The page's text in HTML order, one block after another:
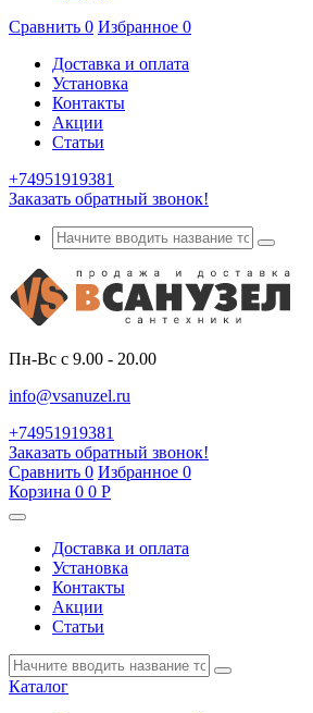
Сравнить 0 Избранное 0
Доставка и оплата
Установка
Контакты
Акции
Статьи
+74951919381
Заказать обратный звонок!
Пн-Вс с 9.00 - 20.00
info@vsanuzel.ru
+74951919381
Заказать обратный звонок!
Сравнить 0 Избранное 0
Корзина 0 0 Р
Доставка и оплата
Установка
Контакты
Акции
Статьи
Каталог